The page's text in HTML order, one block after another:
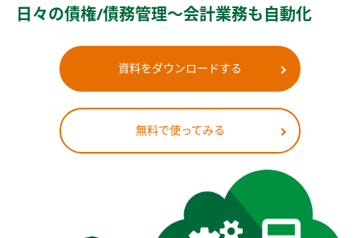
日々の債権/債務管理～会計業務も自動化
資料をダウンロードする
無料で使ってみる